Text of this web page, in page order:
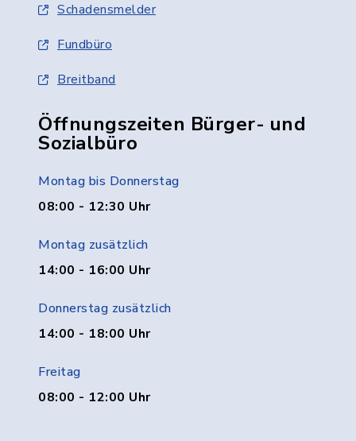
Schadensmelder
Fundbüro
Breitband
Öffnungszeiten Bürger- und
Sozialbüro
Montag bis Donnerstag
08:00 - 12:30 Uhr
Montag zusätzlich
14:00 - 16:00 Uhr
Donnerstag zusätzlich
14:00 - 18:00 Uhr
Freitag
08:00 - 12:00 Uhr